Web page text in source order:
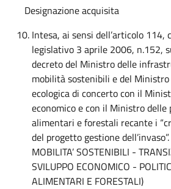
Designazione acquisita
Intesa, ai sensi dell’articolo 114,
legislativo 3 aprile 2006, n.152,
decreto del Ministro delle
mobilità sostenibili e del
ecologica di concerto con il
economico e con il Ministro
alimentari e forestali recante i
del progetto gestione dell’invaso”.
MOBILITA’ SOSTENIBILI -
SVILUPPO ECONOMICO -
ALIMENTARI E FORESTALI)